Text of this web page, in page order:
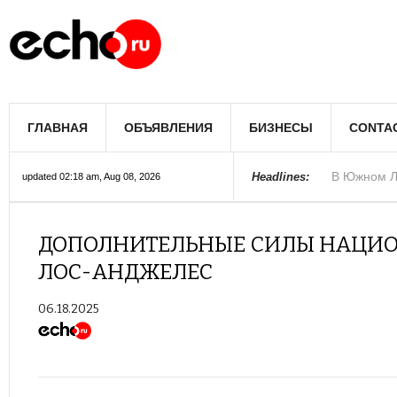
ГЛАВНАЯ ОБЪЯВЛЕНИЯ БИЗНЕСЫ
updated 02:18 am, Aug 08, 2026 Headlines:
В Лос-
В Южном
Купить
Полиция
Цены на
Раскрыты
Джеймс
Сенат США
Королеву
При
ДОПОЛНИТЕЛЬНЫЕ СИЛЫ
ЛОС-АНДЖЕЛЕС
06.18.2025